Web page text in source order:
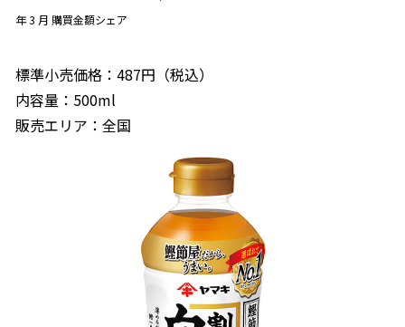
年 3 月 購買金額シェア
標準小売価格：487円（税込）
内容量：500ml
販売エリア：全国